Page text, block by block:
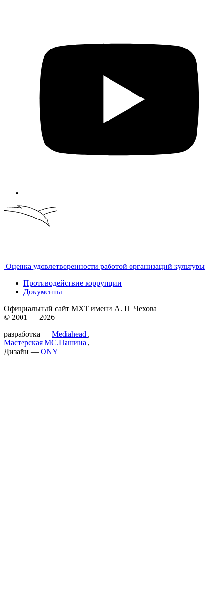
Оценка удовлетворенности работой организаций культуры
Противодействие коррупции
Документы
Официальный сайт МХТ имени А. П. Чехова
© 2001 — 2026
разработка — Mediahead ,
Мастерская МС.Пашина ,
Дизайн — ONY